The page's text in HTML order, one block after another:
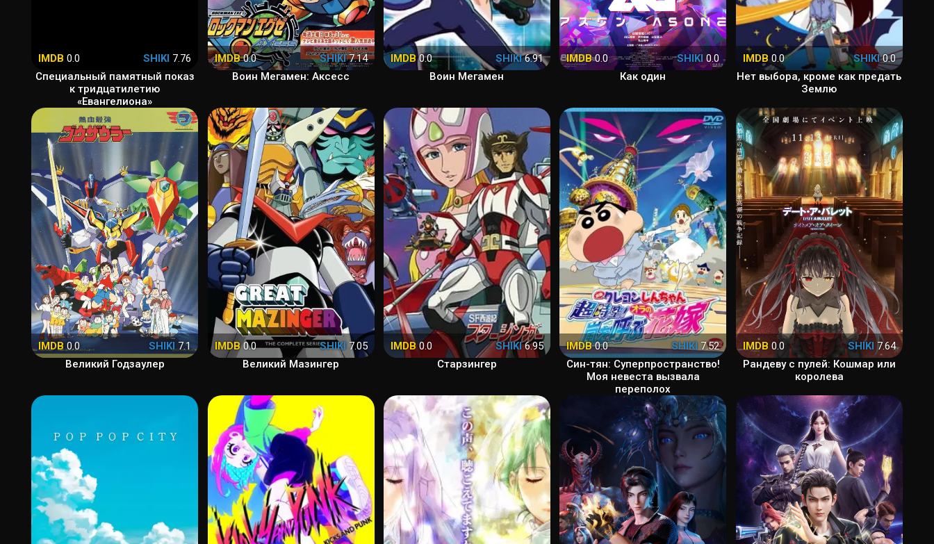
IMDB 0.0 SHIKI 7.76
Специальный памятный показ
к тридцатилетию
«Евангелиона»
IMDB0.0 SHIKI7.14
Воин Мегамен: Аксесс
IMDB0.0 SHIKI6.91
Воин Мегамен
IMDB0.0 SHIKI0.0
Как один
IMDB 0.0 SHIKI0.0
Нет выбора, кроме как предать
Землю
IMDB0.0 SHIKI7.1
Великий Годзаулер
IMDB0.0 SHIKI7.05
Великий Мазингер
IMDB0.0 SHIKI6.95
Старзингер
IMDB0.0 SHIKI 7.52
Син-тян: Суперпространство!
Моя невеста вызвала
переполох
IMDB 0.0 SHIKI 7.64
Рандеву с пулей: Кошмар или
королева